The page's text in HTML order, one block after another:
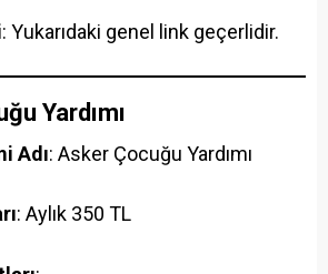
: Yukarıdaki genel link geçerlidir.
Yardımı
Adı: Asker Çocuğu Yardımı
: Aylık 350 TL